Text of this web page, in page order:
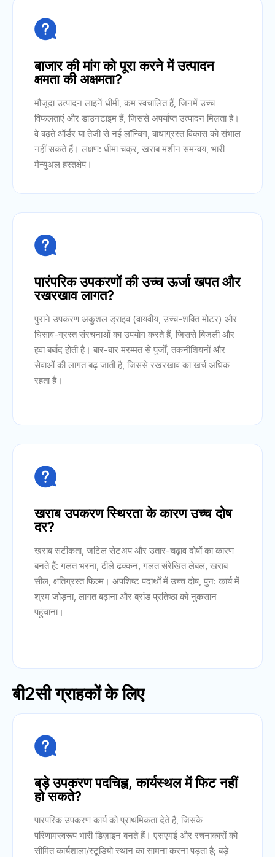

बाजार की मांग को पूरा करने में उत्पादन
क्षमता की अक्षमता?
मौजूदा उत्पादन लाइनें धीमी, कम स्वचालित हैं, जिनमें उच्च
विफलताएं और डाउनटाइम हैं, जिससे अपर्याप्त उत्पादन मिलता है।
वे बढ़ते ऑर्डर या तेजी से नई लॉन्चिंग, बाधाग्रस्त विकास को संभाल
नहीं सकते हैं। लक्षण: धीमा चक्र, खराब मशीन समन्वय, भारी
मैन्युअल हस्तक्षेप।

पारंपरिक उपकरणों की उच्च ऊर्जा खपत और
रखरखाव लागत?
पुराने उपकरण अकुशल ड्राइव (वायवीय, उच्च-शक्ति मोटर) और
घिसाव-ग्रस्त संरचनाओं का उपयोग करते हैं, जिससे बिजली और
हवा बर्बाद होती है। बार-बार मरम्मत से पुर्जों, तकनीशियनों और
सेवाओं की लागत बढ़ जाती है, जिससे रखरखाव का खर्च अधिक
रहता है।

खराब उपकरण स्थिरता के कारण उच्च दोष
दर?
खराब सटीकता, जटिल सेटअप और उतार-चढ़ाव दोषों का कारण
बनते हैं: गलत भरना, ढीले ढक्कन, गलत संरेखित लेबल, खराब
सील, क्षतिग्रस्त फिल्म। अपशिष्ट पदार्थों में उच्च दोष, पुन: कार्य में
श्रम जोड़ना, लागत बढ़ाना और ब्रांड प्रतिष्ठा को नुकसान
पहुंचाना।
बी2सी ग्राहकों के लिए

बड़े उपकरण पदचिह्न, कार्यस्थल में फिट नहीं
हो सकते?
पारंपरिक उपकरण कार्य को प्राथमिकता देते हैं, जिसके
परिणामस्वरूप भारी डिज़ाइन बनते हैं। एसएमई और रचनाकारों को
सीमित कार्यशाला/स्टूडियो स्थान का सामना करना पड़ता है; बड़े